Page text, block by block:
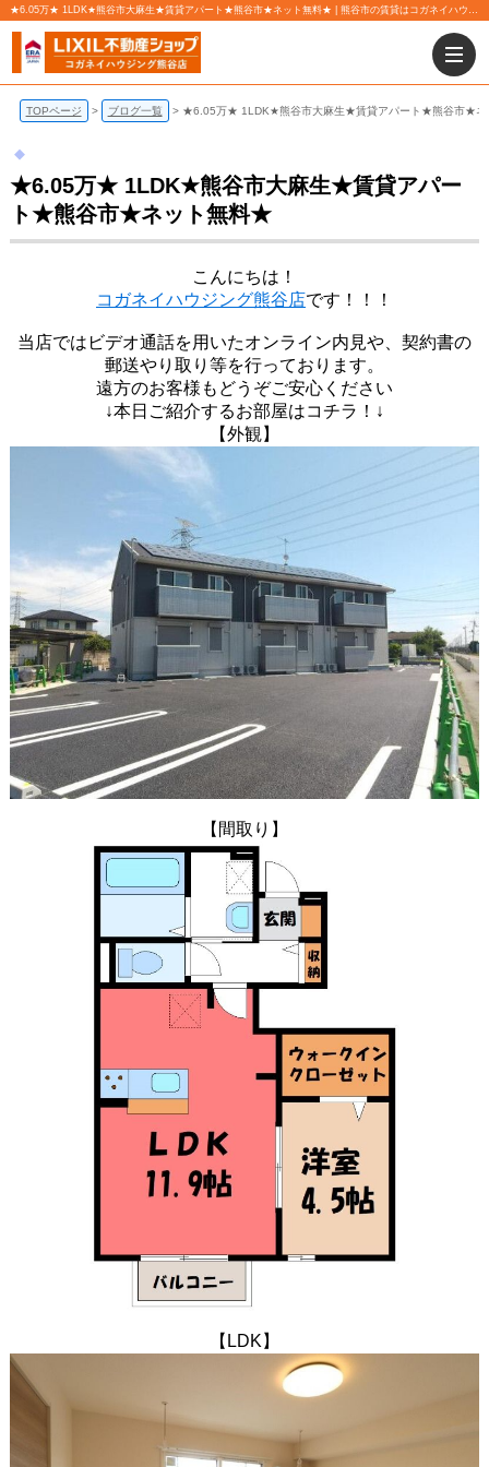
★6.05万★ 1LDK★熊谷市大麻生★賃貸アパート★熊谷市★ネット無料★ | 熊谷市の賃貸はコガネイハウジング株式会社 熊谷店にお任せ下さい！
TOPページ ブログ一覧 ★6.05万★ 1LDK★熊谷市大麻生★賃貸アパート★熊谷市★ネ
★6.05万★ 1LDK★熊谷市大麻生★賃貸アパー
ト★熊谷市★ネット無料★
こんにちは！
コガネイハウジング熊谷店です！！！
当店ではビデオ通話を用いたオンライン内見や、契約書の
郵送やり取り等を行っております。
遠方のお客様もどうぞご安心ください
↓本日ご紹介するお部屋はコチラ！↓
【外観】
【間取り】
【LDK】